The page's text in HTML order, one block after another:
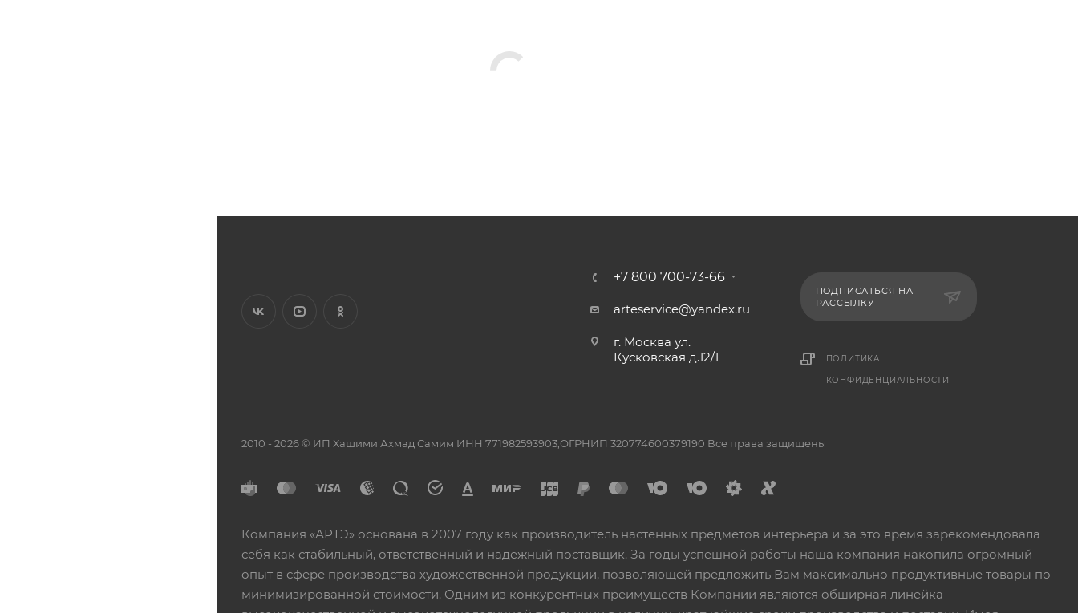
+7 800 700-73-66
arteservice@yandex.ru
г. Москва ул.
Кусковская д.12/1
ПОДПИСАТЬСЯ НА
РАССЫЛКУ
ПОЛИТИКА
КОНФИДЕНЦИАЛЬНОСТИ
2010 - 2026 © ИП Хашими Ахмад Самим ИНН 771982593903,ОГРНИП 320774600379190 Все права защищены
Компания «АРТЭ» основана в 2007 году как производитель настенных предметов интерьера и за это время зарекомендовала
себя как стабильный, ответственный и надежный поставщик. За годы успешной работы наша компания накопила огромный
опыт в сфере производства художественной продукции, позволяющей предложить Вам максимально продуктивные товары по
минимизированной стоимости. Одним из конкурентных преимуществ Компании являются обширная линейка